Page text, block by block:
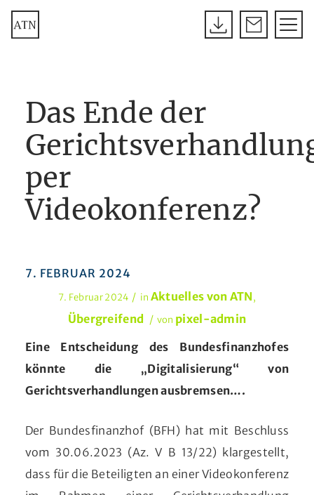
Das Ende der
per
Videokonferenz?
7. FEBRUAR 2024
7. Februar 2024 / in Aktuelles von ATN,
Übergreifend / von pixel-admin
Eine Entscheidung des Bundesfinanzhofes
könnte die „Digitalisierung“ von
Gerichtsverhandlungen ausbremsen….
Der Bundesfinanzhof (BFH) hat mit Beschluss
vom 30.06.2023 (Az. V B 13/22) klargestellt,
dass für die Beteiligten an einer Videokonferenz